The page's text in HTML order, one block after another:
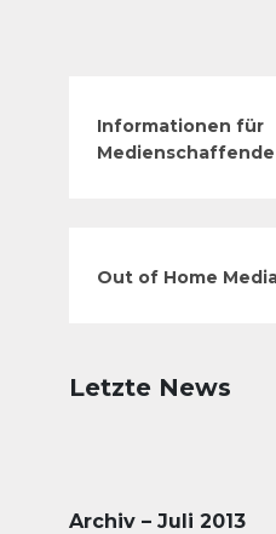
Informationen für
Medienschaffende
Out of Home
Letzte News
Archiv – Juli 2013